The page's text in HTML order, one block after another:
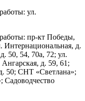
ул.
пр-кт Победы,
Интернациональная, д.
50, 54, 70а, 72; ул.
д. 59, 61;
50; СНТ «Светлана»;
Садоводчество